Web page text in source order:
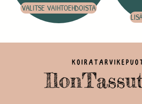
VALITSE VAIHTOEHDOISTA